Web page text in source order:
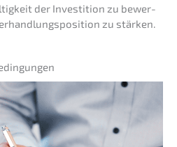
der Inves­ti­ti­on zu bewer­
zu stärken.